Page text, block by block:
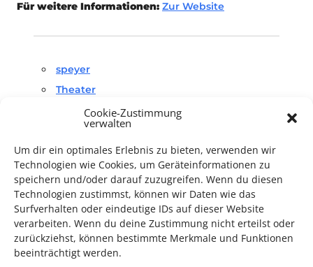
Cookie-Zustimmung
verwalten
Um dir ein optimales Erlebnis zu bieten, verwenden wir
Technologien wie Cookies, um Geräteinformationen zu
speichern und/oder darauf zuzugreifen. Wenn du diesen
Technologien zustimmst, können wir Daten wie das
Surfverhalten oder eindeutige IDs auf dieser Website
verarbeiten. Wenn du deine Zustimmung nicht erteilst oder
zurückziehst, können bestimmte Merkmale und Funktionen
beeinträchtigt werden.
Für weitere Informationen: Zur Website
speyer
Theater
TECHNIK SUPPORT GESUCHT!
Das Kulturparkett freut sich stets überehrenamtliche
Mithilfe im Bereich Technik. Sie haben Interesse? Dann
melden Sie sich unter